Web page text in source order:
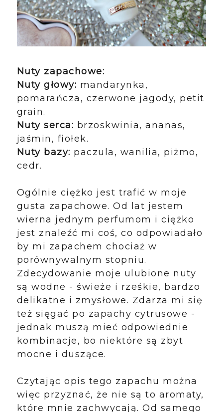
Nuty zapachowe:
Nuty głowy: mandarynka,
pomarańcza, czerwone jagody, petit
grain.
Nuty serca: brzoskwinia, ananas,
jaśmin, fiołek.
Nuty bazy: paczula, wanilia, piżmo,
cedr.
Ogólnie ciężko jest trafić w moje
gusta zapachowe. Od lat jestem
wierna jednym perfumom i ciężko
jest znaleźć mi coś, co odpowiadało
by mi zapachem chociaż w
porównywalnym stopniu.
Zdecydowanie moje ulubione nuty
są wodne - świeże i rześkie, bardzo
delikatne i zmysłowe. Zdarza mi się
też sięgać po zapachy cytrusowe -
jednak muszą mieć odpowiednie
kombinacje, bo niektóre są zbyt
mocne i duszące.
Czytając opis tego zapachu można
więc przyznać, że nie są to aromaty,
które mnie zachwycają. Od samego